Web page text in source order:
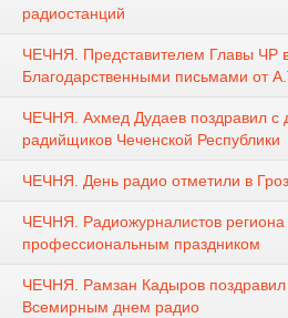
радиостанций
ЧЕЧНЯ. Представителем Главы ЧР
Благодарственными письмами от
ЧЕЧНЯ. Ахмед Дудаев поздравил с
радийщиков Чеченской Республики
ЧЕЧНЯ. День радио отметили в
ЧЕЧНЯ. Радиожурналистов региона
профессиональным праздником
ЧЕЧНЯ. Рамзан Кадыров
Всемирным днем радио